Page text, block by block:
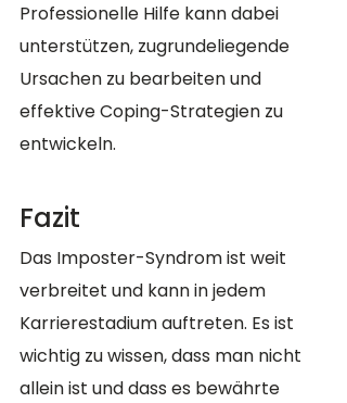
Professionelle Hilfe kann dabei
unterstützen, zugrundeliegende
Ursachen zu bearbeiten und
effektive Coping-Strategien zu
entwickeln.
Fazit
Das Imposter-Syndrom ist weit
verbreitet und kann in jedem
Karrierestadium auftreten. Es ist
wichtig zu wissen, dass man nicht
allein ist und dass es bewährte